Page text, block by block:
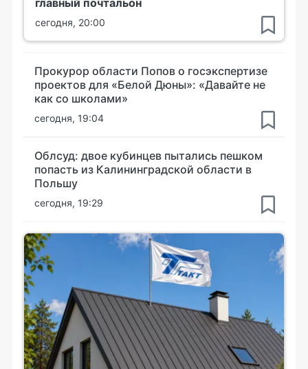
главный почтальон
сегодня, 20:00
Прокурор области Попов о госэкспертизе
проектов для «Белой Дюны»: «Давайте не
как со школами»
сегодня, 19:04
Облсуд: двое кубинцев пытались пешком
попасть из Калининградской области в
Польшу
сегодня, 19:29